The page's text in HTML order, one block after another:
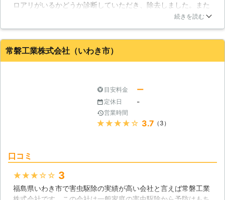
ロアリがいるかどうか診断していただき、除去しました。また
床下を見てもらったところ、湿気、特に台所がすごいというこ
ありがとうございました。
福島県 郡山市 2016年12月13日
続きを読む
常磐工業株式会社（いわき市）
目安料金 ー
定休日 -
営業時間
★★★★★ 3.7 （3）
口コミ
★★★★★ 3
福島県いわき市で害虫駆除の実績が高い会社と言えば常磐工業